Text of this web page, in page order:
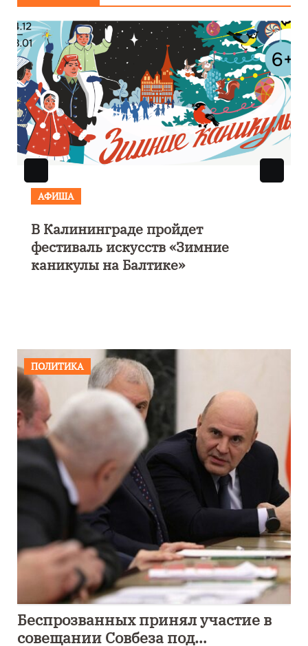
АФИША
В Калининграде пройдет
фестиваль искусств «Зимние
каникулы на Балтике»
ПОЛИТИКА
Беспрозванных принял участие в
совещании Совбеза под